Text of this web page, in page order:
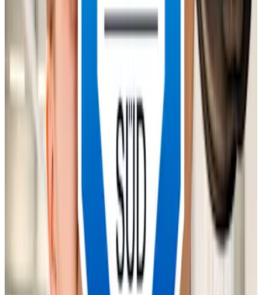
Ohne gültige HU kann das Auto nicht im Straßenverkehr betrieben
HU/AU-Serviceleistungen für dich
Damit du sicher unterwegs bist, erinnert AVEMO dich rechtzeitig an
die nächste Hauptuntersuchung. Bei neu zugelassenen Fahrzeugen
steht die erste HU nach 36 Monaten an, danach alle 24 Monate. Die
Abgasuntersuchung ist dabei bereits integriert – so bekommst du bei
uns alles in einem Termin, schnell und unkompliziert.
*nur an ausgewählten Standorten verfügbar
Deine Vorteile auf einen Blick